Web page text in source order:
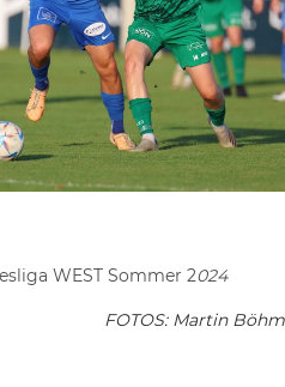
WEST Sommer 2024
FOTOS: Martin Böhm